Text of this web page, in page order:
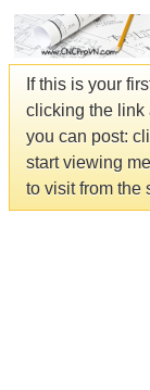
If this is your
clicking the link
you can post:
start viewing
to visit from the